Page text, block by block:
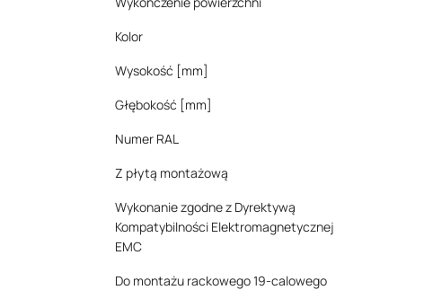
Kolor
Wysokość [mm]
Głębokość [mm]
Numer RAL
Z płytą montażową
Wykonanie zgodne z Dyrektywą
Kompatybilności Elektromagnetycznej
EMC
Do montażu rackowego 19-calowego